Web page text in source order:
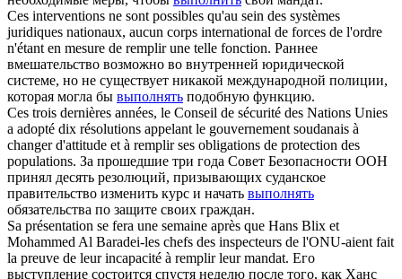
Ces interventions ne sont possibles qu'au sein des systèmes
juridiques nationaux, aucun corps international de forces de l'ordre
n'étant en mesure de remplirune telle fonction. Раннее
вмешательство возможно во внутренней юридической
системе, но не существует никакой международной полиции,
которая могла бы выполнять подобную функцию.
Ces trois dernières années, le Conseil de sécurité des Nations Unies
a adopté dix résolutions appelant le gouvernement soudanais à
changer d'attitude et à remplirses obligations de protection des
populations. За прошедшие три года Совет Безопасности ООН
принял десять резолюций, призывающих суданское
правительство изменить курс и начать выполнять
обязательства по защите своих граждан.
Sa présentation se fera une semaine après que Hans Blix et
Mohammed Al Baradei-les chefs des inspecteurs de l'ONU-aient fait
la preuve de leur incapacité à remplirleur mandat. Его
выступление состоится спустя неделю после того, как Ханс